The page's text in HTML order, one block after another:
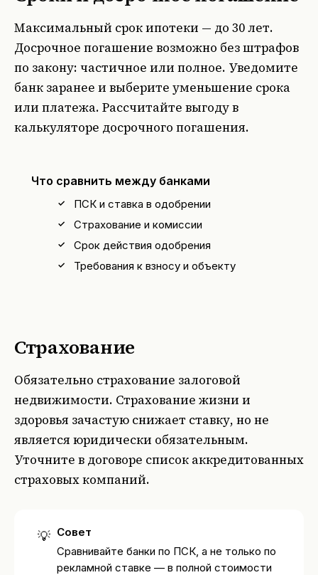
Максимальный срок ипотеки — до 30 лет.
Досрочное погашение возможно без штрафов
по закону: частичное или полное. Уведомите
банк заранее и выберите уменьшение срока
или платежа. Рассчитайте выгоду в
калькуляторе досрочного погашения.
Что сравнить между банками
ПСК и ставка в одобрении
Страхование и комиссии
Срок действия одобрения
Требования к взносу и объекту
Страхование
Обязательно страхование залоговой
недвижимости. Страхование жизни и
здоровья зачастую снижает ставку, но не
является юридически обязательным.
Уточните в договоре список аккредитованных
страховых компаний.
💡 Совет
Сравнивайте банки по ПСК, а не только по
рекламной ставке — в полной стоимости